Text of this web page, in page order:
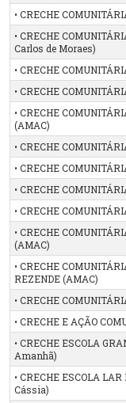
• CRECHE
• CRECHE
Carlos de Moraes)
• CRECHE
• CRECHE
• CRECHE
(AMAC)
• CRECHE
• CRECHE
• CRECHE
• CRECHE
• CRECHE
(AMAC)
• CRECHE
REZENDE (AMAC)
• CRECHE
• CRECHE E AÇÃO
• CRECHE ESCOLA
Amanhã)
• CRECHE ESCOLA
Cássia)